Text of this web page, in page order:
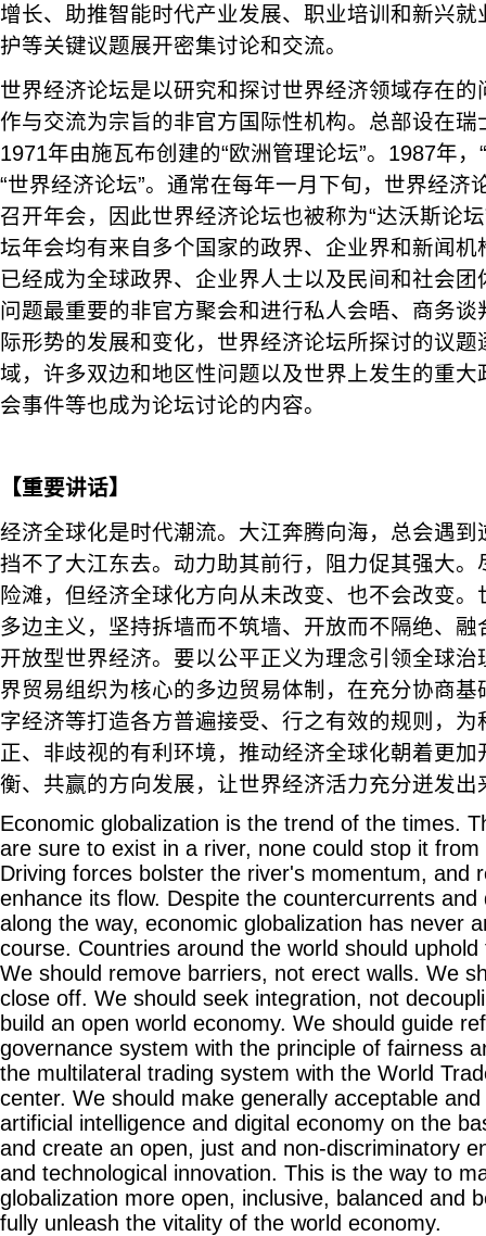
增长、助推智能时代产业发展、职业培训和新兴
护等关键议题展开密集讨论和交流。
世界经济论坛是以研究和探讨世界经济领域存在
作与交流为宗旨的非官方国际性机构。总部设在瑞
1971年由施瓦布创建的“欧洲管理论坛”。1987年，
“世界经济论坛”。通常在每年一月下旬，世界经济
召开年会，因此世界经济论坛也被称为“达沃斯论
坛年会均有来自多个国家的政界、企业界和新闻
已经成为全球政界、企业界人士以及民间和社会
问题最重要的非官方聚会和进行私人会晤、商务
际形势的发展和变化，世界经济论坛所探讨的议
域，许多双边和地区性问题以及世界上发生的重
会事件等也成为论坛讨论的内容。
【重要讲话】
经济全球化是时代潮流。大江奔腾向海，总会遇
挡不了大江东去。动力助其前行，阻力促其强大
险滩，但经济全球化方向从未改变、也不会改变
多边主义，坚持拆墙而不筑墙、开放而不隔绝、
开放型世界经济。要以公平正义为理念引领全球
界贸易组织为核心的多边贸易体制，在充分协商
字经济等打造各方普遍接受、行之有效的规则，
正、非歧视的有利环境，推动经济全球化朝着更
衡、共赢的方向发展，让世界经济活力充分迸发出
Economic globalization is the trend of the times.
are sure to exist in a river, none could stop it
Driving forces bolster the river's momentum, and
enhance its flow. Despite the countercurrents and
along the way, economic globalization has never
course. Countries around the world should
We should remove barriers, not erect walls. We
close off. We should seek integration, not
build an open world economy. We should guide
governance system with the principle of fairness
the multilateral trading system with the World
center. We should make generally acceptable
artificial intelligence and digital economy on the
and create an open, just and non-discriminatory
and technological innovation. This is the way to
globalization more open, inclusive, balanced and
fully unleash the vitality of the world economy.